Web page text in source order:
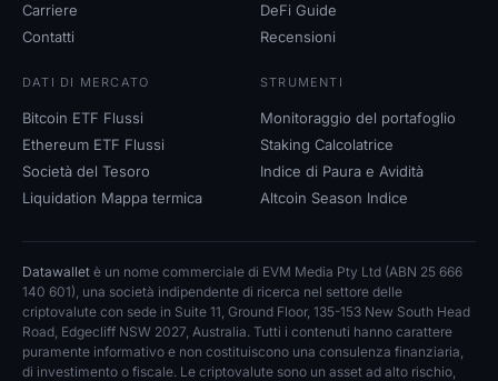
Carriere
Contatti
DeFi Guide
Recensioni
DATI DI MERCATO
Bitcoin ETF Flussi
Ethereum ETF Flussi
Società del Tesoro
Liquidation Mappa termica
STRUMENTI
Monitoraggio del portafoglio
Staking Calcolatrice
Indice di Paura e Avidità
Altcoin Season Indice
Datawallet è un nome commerciale di EVM Media Pty Ltd (ABN 25 666
140 601), una società indipendente di ricerca nel settore delle
criptovalute con sede in Suite 11, Ground Floor, 135-153 New South Head
Road, Edgecliff NSW 2027, Australia. Tutti i contenuti hanno carattere
puramente informativo e non costituiscono una consulenza finanziaria,
di investimento o fiscale. Le criptovalute sono un asset ad alto rischio,